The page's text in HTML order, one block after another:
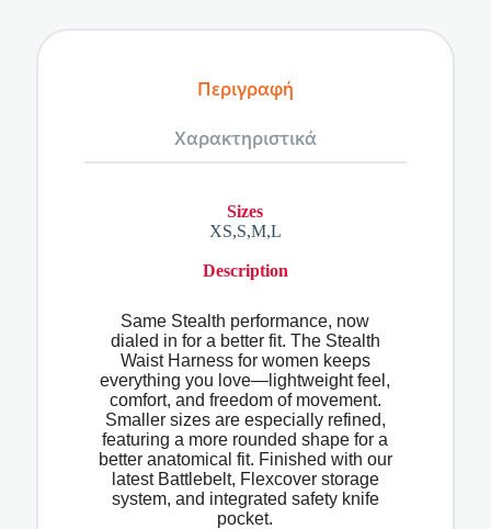
Περιγραφή
Χαρακτηριστικά
Sizes
XS,S,M,L
Description
Same Stealth performance, now
dialed in for a better fit. The Stealth
Waist Harness for women keeps
everything you love—lightweight feel,
comfort, and freedom of movement.
Smaller sizes are especially refined,
featuring a more rounded shape for a
better anatomical fit. Finished with our
latest Battlebelt, Flexcover storage
system, and integrated safety knife
pocket.